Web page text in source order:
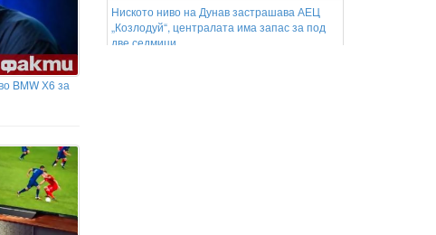
BMW Х6 за
Ниското ниво на Дунав застрашава АЕЦ
„Козлодуй“, централата има запас за под
две седмици